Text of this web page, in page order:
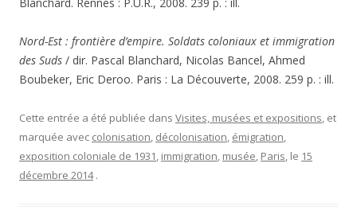
Nord-Est : frontière d’empire. Soldats coloniaux et immigration
des Suds / dir. Pascal Blanchard, Nicolas Bancel, Ahmed
Boubeker, Eric Deroo. Paris : La Découverte, 2008. 259 p. : ill.
Cette entrée a été publiée dans Visites, musées et expositions, et
marquée avec colonisation, décolonisation, émigration,
exposition coloniale de 1931, immigration, musée, Paris, le 15
décembre 2014 .